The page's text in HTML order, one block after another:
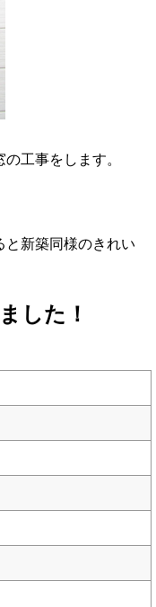
工事をします。
と新築同様のきれい
した！